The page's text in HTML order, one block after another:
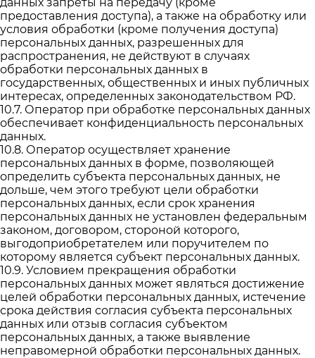
предоставления доступа), а также на обработку или
условия обработки (кроме получения доступа)
персональных данных, разрешенных для
распространения, не действуют в случаях
обработки персональных данных в
государственных, общественных и иных публичных
интересах, определенных законодательством РФ.
10.7. Оператор при обработке персональных данных
обеспечивает конфиденциальность персональных
данных.
10.8. Оператор осуществляет хранение
персональных данных в форме, позволяющей
определить субъекта персональных данных, не
дольше, чем этого требуют цели обработки
персональных данных, если срок хранения
персональных данных не установлен федеральным
законом, договором, стороной которого,
выгодоприобретателем или поручителем по
которому является субъект персональных данных.
10.9. Условием прекращения обработки
персональных данных может являться достижение
целей обработки персональных данных, истечение
срока действия согласия субъекта персональных
данных или отзыв согласия субъектом
персональных данных, а также выявление
неправомерной обработки персональных данных.